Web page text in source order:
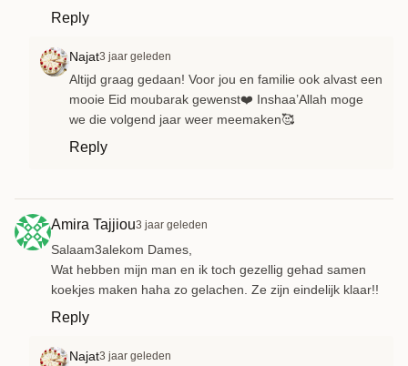
Reply
Najat3 jaar geleden
Altijd graag gedaan! Voor jou en familie ook alvast een
mooie Eid moubarak gewenst❤️ Inshaa’Allah moge
we die volgend jaar weer meemaken🥰
Reply
Amira Tajjiou3 jaar geleden
Salaam3alekom Dames,
Wat hebben mijn man en ik toch gezellig gehad samen
koekjes maken haha zo gelachen. Ze zijn eindelijk klaar!!
Reply
Najat3 jaar geleden